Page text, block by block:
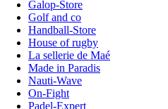
Galop-Store
Golf and co
Handball-Store
House of rugby
La sellerie de Maé
Made in Paradis
Nauti-Wave
On-Fight
Padel-Expert